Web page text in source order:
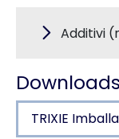
Additivi
Downloads
TRIXIE